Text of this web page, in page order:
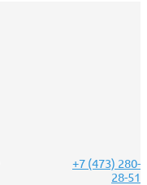
+7 (473) 280-
28-51